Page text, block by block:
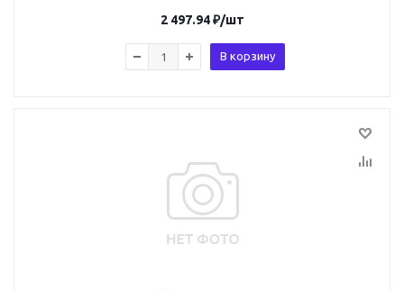
2 497.94₽/шт
В корзину